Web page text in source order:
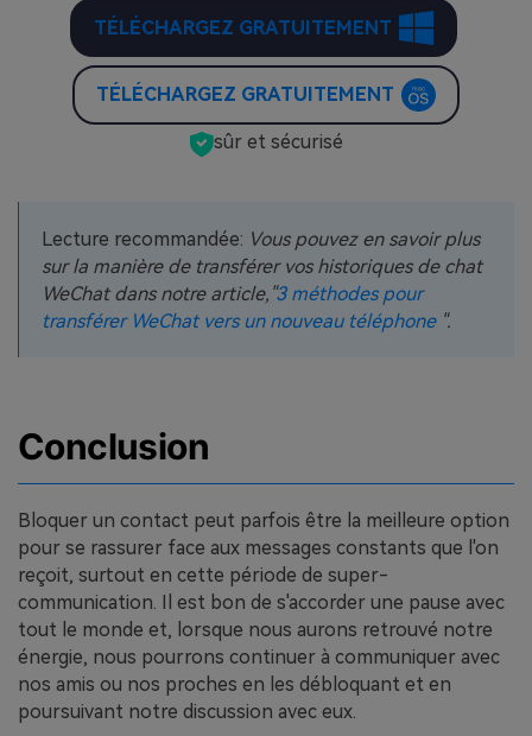
TÉLÉCHARGEZ GRATUITEMENT
TÉLÉCHARGEZ GRATUITEMENT
sûr et sécurisé
Lecture recommandée: Vous pouvez en savoir plus
sur la manière de transférer vos historiques de chat
WeChat dans notre article,"3 méthodes pour
transférer WeChat vers un nouveau téléphone ".
Conclusion
Bloquer un contact peut parfois être la meilleure option
pour se rassurer face aux messages constants que l'on
reçoit, surtout en cette période de super-
communication. Il est bon de s'accorder une pause avec
tout le monde et, lorsque nous aurons retrouvé notre
énergie, nous pourrons continuer à communiquer avec
nos amis ou nos proches en les débloquant et en
poursuivant notre discussion avec eux.